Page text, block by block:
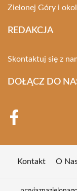
Zielonej Góry i
REDAKCJA
Skontaktuj się z
DOŁĄCZ DO
Kontakt O